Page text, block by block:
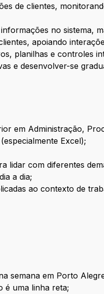
de clientes,
no sistema,
apoiando
planilhas e controles
e desenvolver-se
em Administração,
Excel);
lidar com diferentes
a dia;
ao contexto de
semana em Porto
é uma linha reta;